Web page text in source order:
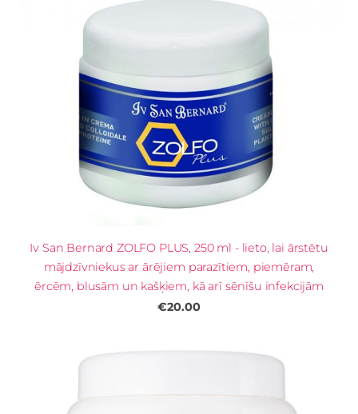
Iv San Bernard ZOLFO PLUS, 250 ml - lieto, lai ārstētu
mājdzīvniekus ar ārējiem parazītiem, piemēram,
ērcēm, blusām un kašķiem, kā arī sēnīšu infekcijām
€20.00